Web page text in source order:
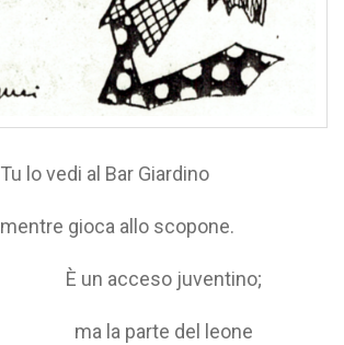
Tu lo vedi al Bar Giardino
mentre gioca allo scopone.
È un acceso juventino;
ma la parte del leone